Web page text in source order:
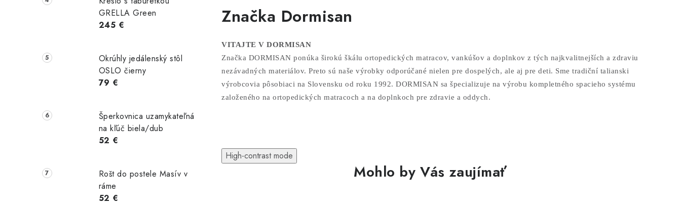
GRELLA Green
245 €
Okrúhly jedálenský stôl
OSLO čierny
79 €
Šperkovnica uzamykateľná
na kľúč biela/dub
52 €
Rošt do postele Masív v
ráme
52 €
Značka Dormisan
VITAJTE V DORMISAN
Značka DORMISAN ponúka širokú škálu ortopedických matracov, vankúšov a doplnkov z tých najkvalitnejších a zdraviu
nezávadných materiálov. Preto sú naše výrobky odporúčané nielen pre dospelých, ale aj pre deti. Sme tradiční talianski
výrobcovia pôsobiaci na Slovensku od roku 1992. DORMISAN sa špecializuje na výrobu kompletného spacieho systému
založeného na ortopedických matracoch a na doplnkoch pre zdravie a oddych.
High-contrast mode
Mohlo by Vás zaujímať